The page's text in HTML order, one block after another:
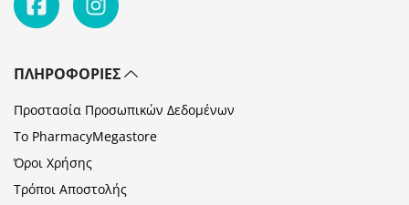
ΠΛΗΡΟΦΟΡΊΕΣ
Προστασία Προσωπικών Δεδομένων
Το PharmacyMegastore
Όροι Χρήσης
Τρόποι Αποστολής